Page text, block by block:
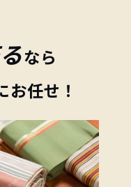
なら
お任せ！